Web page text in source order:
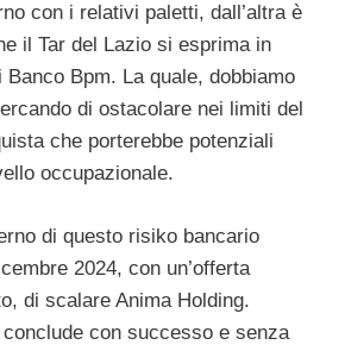
con i relativi paletti, dall’altra è
il Tar del Lazio si esprima in
Bpm. La quale, dobbiamo
di ostacolare nei limiti del
che porterebbe potenziali
occupazionale.
di questo risiko bancario
2024, con un’offerta
di scalare Anima Holding.
con successo e senza